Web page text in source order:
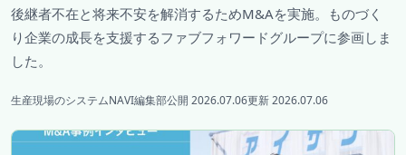
後継者不在と将来不安を解消するためM&Aを実施。ものづく
り企業の成長を支援するファブフォワードグループに参画しま
した。
生産現場のシステムNAVI編集部公開 2026.07.06更新 2026.07.06